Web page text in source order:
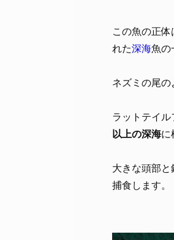
この魚の正体
れた深海魚の
ネズミの尾の
ラットテイル
以上の深海に
大きな頭部
捕食します。